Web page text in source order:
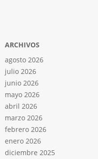
ARCHIVOS
agosto 2026
julio 2026
junio 2026
mayo 2026
abril 2026
marzo 2026
febrero 2026
enero 2026
diciembre 2025